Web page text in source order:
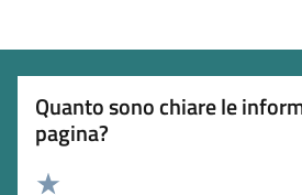
Quanto sono chiare le
pagina?